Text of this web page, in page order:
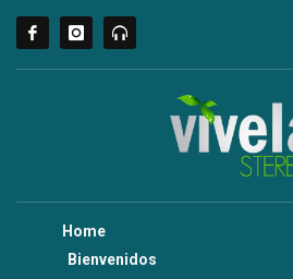
Home
Bienvenidos